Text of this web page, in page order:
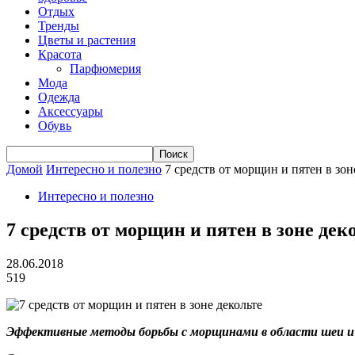
Отдых
Тренды
Цветы и растения
Красота
Парфюмерия
Мода
Одежда
Аксессуары
Обувь
Домой Интересно и полезно 7 средств от морщин и пятен в
Интересно и полезно
7 средств от морщин и пятен в зоне
28.06.2018
519
Эффективные методы борьбы с морщинами в области шеи и